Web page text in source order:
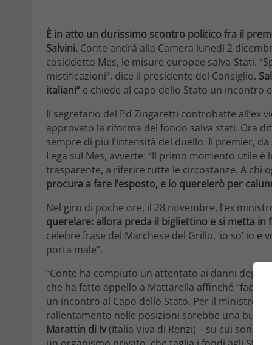
È in atto un durissimo scontro politico fra il
Salvini. Conte andrà alla Camera lunedì 2
cosiddetto Mes, le misure europee salva-Stati.
mistificazioni”, dice il presidente del Consiglio.
italiani” e chiede al capo dello Stato un incontro
Il segretario del Pd Zingaretti controbatte all’ex
approvato la riforma del fondo salva stati. Ora
sempre di più l’intensità del duello. Il premier,
Lega sul Mes, avverte: “Il primo momento utile
trasparente, a riferire tutte le circostanze. A chi
procura a fare l’esposto, e io querelerò per
Nel giro di poche ore, il 28 novembre, l’ex
querelare: allora preda il bigliettino e si metta in
celebre frase del Marchese del Grillo, ‘io so’ io
porta male”.
“Conte ha compiuto un attentato ai danni degli
che ha fatto appello a Mattarella affinché “faccia
un incontro al Capo dello Stato. Per il ministro
rallentamento nelle posizioni sarebbe una buona
Marattin di Iv(Italia Viva di Renzi) – su cui sono